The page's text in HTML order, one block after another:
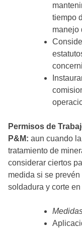
tiempo
manejo
Permisos de
P&M: aun cuando
tratamiento de
considerar ciertos
medida si se
soldadura y corte